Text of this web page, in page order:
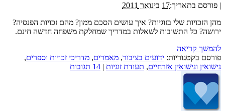
| פורסם בתאריך:17 בינואר 2011
מהן הזכויות שלי בזוגיות? איך עושים הסכם ממון? מהם זכויות הפנסיה?
ירושה? כל התשובות לשאלות במדריך שמחלקת משפחה חדשה חינם.
להמשך קריאה
פורסם בקטגוריות: ידועים בציבור, מאמרים, מדריכי זכויות וספרים,
נישואין ונישואין אזרחיים, תעודת זוגיות | 14 תגובות